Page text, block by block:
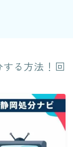
る方法！回